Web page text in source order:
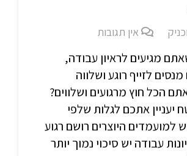
אין תגובות
מגיעים לראיון עבודה,
לזייף רוגע ושלווה
הכל חוץ מרגועים ושלווים?
יעניין אתכם לגלות שלפי
היוצרים רושם רגוע
עבודה יש סיכוי נמוך יותר